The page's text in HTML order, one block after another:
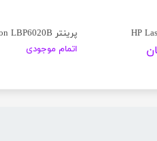
پرینتر Canon LBP6020B
اتمام موجودی